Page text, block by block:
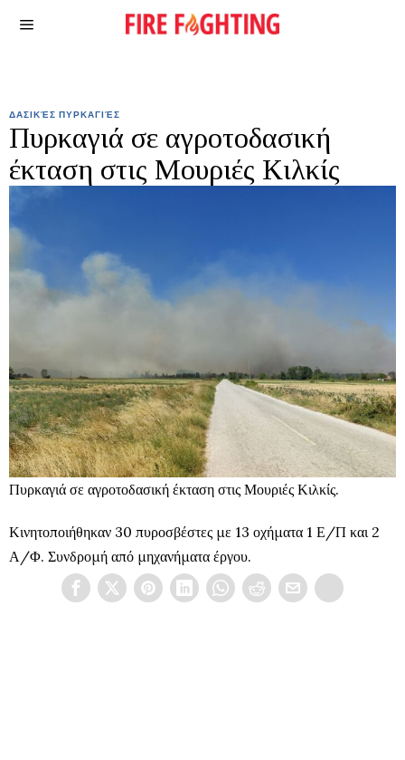
ΔΑΣΙΚΈΣ ΠΥΡΚΑΓΙΈΣ
Πυρκαγιά σε αγροτοδασική
έκταση στις Μουριές Κιλκίς
Πυρκαγιά σε αγροτοδασική έκταση στις Μουριές Κιλκίς.
Κινητοποιήθηκαν 30 πυροσβέστες με 13 οχήματα 1 Ε/Π και 2
Α/Φ. Συνδρομή από μηχανήματα έργου.